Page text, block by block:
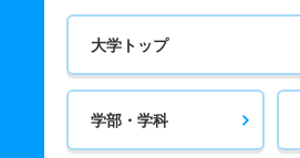
大学トップ
学部・学科